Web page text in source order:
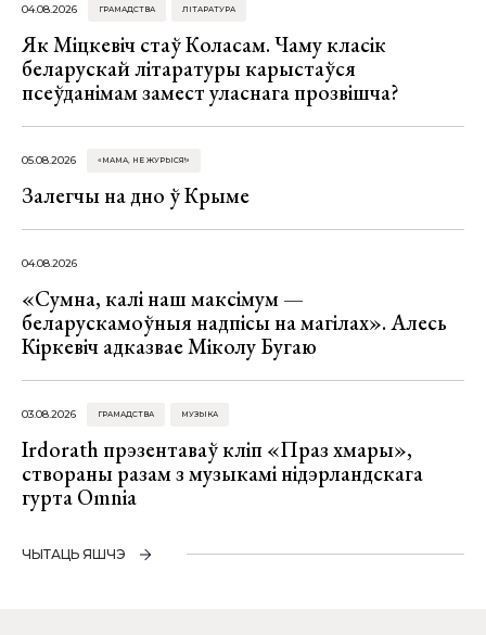
04.08.2026 ГРАМАДСТВА ЛІТАРАТУРА
Як Міцкевіч стаў Коласам. Чаму класік
беларускай літаратуры карыстаўся
псеўданімам замест уласнага прозвішча?
05.08.2026 «МАМА, НЕ ЖУРЫСЯ!»
Залегчы на дно ў Крыме
04.08.2026
«Сумна, калі наш максімум —
беларускамоўныя надпісы на магілах». Алесь
Кіркевіч адказвае Міколу Бугаю
03.08.2026 ГРАМАДСТВА МУЗЫКА
Irdorath прэзентаваў кліп «Праз хмары»,
створаны разам з музыкамі нідэрландскага
гурта Omnia
ЧЫТАЦЬ ЯШЧЭ